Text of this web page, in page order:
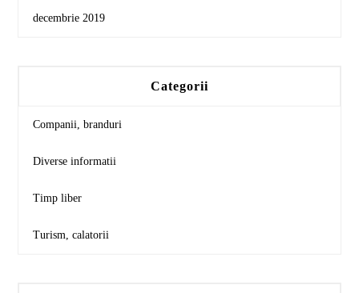
decembrie 2019
Categorii
Companii, branduri
Diverse informatii
Timp liber
Turism, calatorii